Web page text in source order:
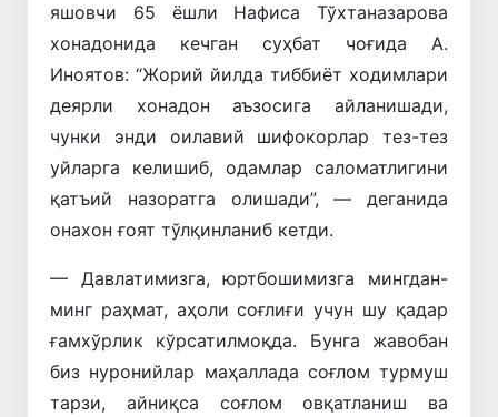
яшовчи 65 ёшли Нафиса Тўхтаназарова
хонадонида кечган суҳбат чоғида А.
Иноятов: “Жорий йилда тиббиёт ходимлари
деярли хонадон аъзосига айланишади,
чунки энди оилавий шифокорлар тез-тез
уйларга келишиб, одамлар саломатлигини
қатъий назоратга олишади”, — деганида
онахон ғоят тўлқинланиб кетди.
— Давлатимизга, юртбошимизга мингдан-
минг раҳмат, аҳоли соғлиғи учун шу қадар
ғамхўрлик кўрсатилмоқда. Бунга жавобан
биз нуронийлар маҳаллада соғлом турмуш
тарзи, айниқса соғлом овқатланиш ва